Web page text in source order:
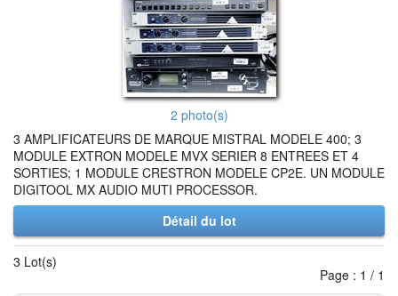
2 photo(s)
3 AMPLIFICATEURS DE MARQUE MISTRAL MODELE 400; 3
MODULE EXTRON MODELE MVX SERIER 8 ENTREES ET 4
SORTIES; 1 MODULE CRESTRON MODELE CP2E. UN MODULE
DIGITOOL MX AUDIO MUTI PROCESSOR.
Détail du lot
3 Lot(s)
Page : 1 / 1